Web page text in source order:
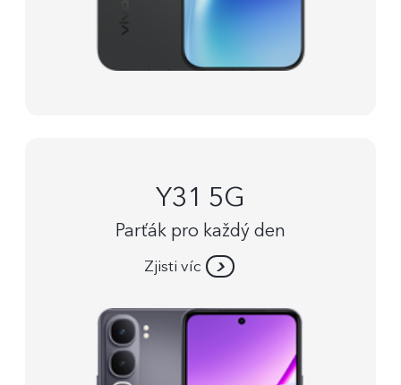
Y31 5G
Parťák pro každý den
Zjisti víc